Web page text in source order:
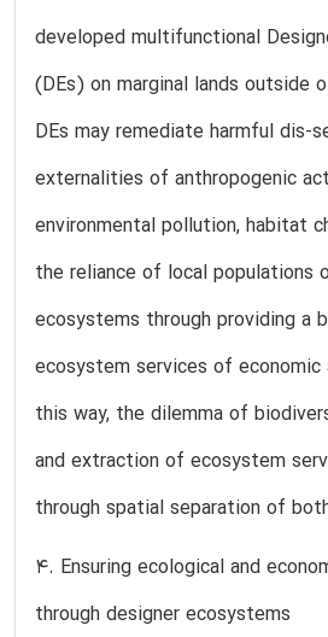
developed multifunctional
(DEs) on marginal lands outside
DEs may remediate harmful dis-
externalities of anthropogenic
environmental pollution, habitat
the reliance of local populations
ecosystems through providing a
ecosystem services of economic
this way, the dilemma of
and extraction of ecosystem
through spatial separation of
4. Ensuring ecological and
through designer ecosystems